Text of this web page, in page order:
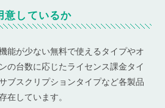
意しているか
能が少ない無料で使えるタイプやオ
の台数に応じたライセンス課金タイ
ブスクリプションタイプなど各製品
在しています。